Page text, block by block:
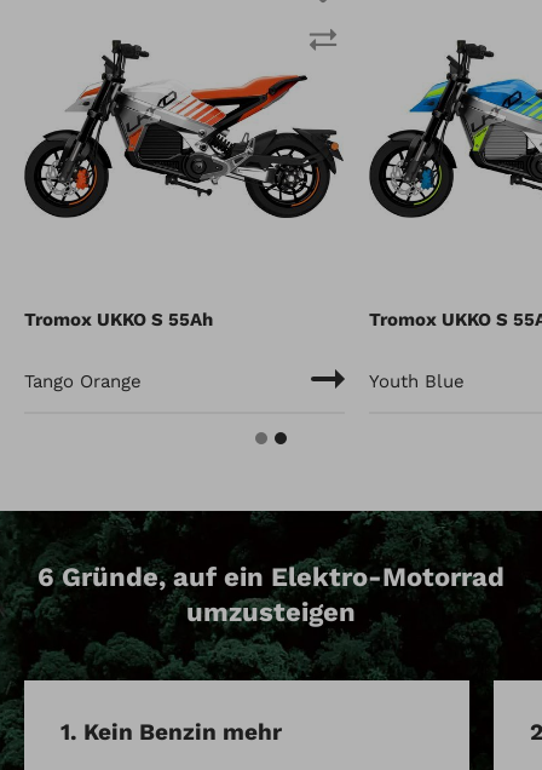
Tromox UKKO S 55Ah
Tango Orange
Tromox UKKO S
Youth Blue
6 Gründe, auf ein Elektro-Motorrad
umzusteigen
1. Kein Benzin mehr